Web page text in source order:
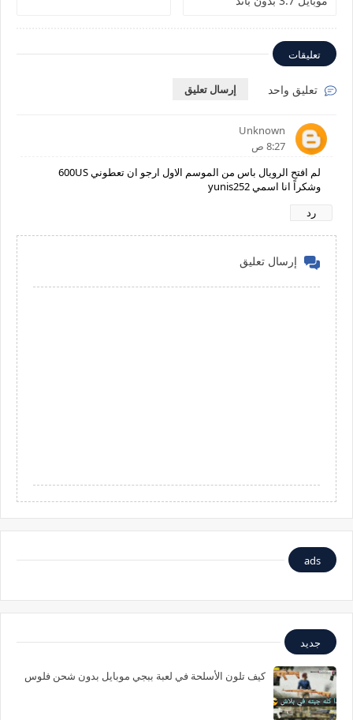
تعليقات
تعليق واحد إرسال تعليق
Unknown
8:27 ص
لم افتح الرويال باس من الموسم الاول ارجو ان تعطوني 600US
وشكراً انا اسمي yunis252
رد
إرسال تعليق
ads
جديد
كيف تلون الأسلحة في لعبة ببجي موبايل بدون شحن فلوس